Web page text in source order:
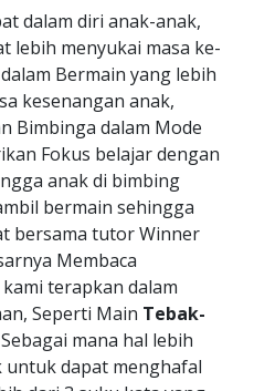
dalam diri anak-anak,
lebih menyukai masa ke-
Bermain yang lebih
kesenangan anak,
Bimbinga dalam Mode
Fokus belajar dengan
anak di bimbing
bermain sehingga
bersama tutor Winner
Membaca
terapkan dalam
Seperti Main Tebak-
mana hal lebih
untuk dapat menghafal